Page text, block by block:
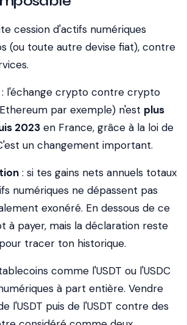
cession d'actifs numériques
(ou toute autre devise fiat), contre
: l'échange crypto contre crypto
par exemple) n'est plus
2023 en France, grâce à la loi de
un changement important.
: si tes gains nets annuels totaux
numériques ne dépassent pas
exonéré. En dessous de ce
à payer, mais la déclaration reste
tracer ton historique.
comme l'USDT ou l'USDC
à part entière. Vendre
l'USDT puis de l'USDT contre des